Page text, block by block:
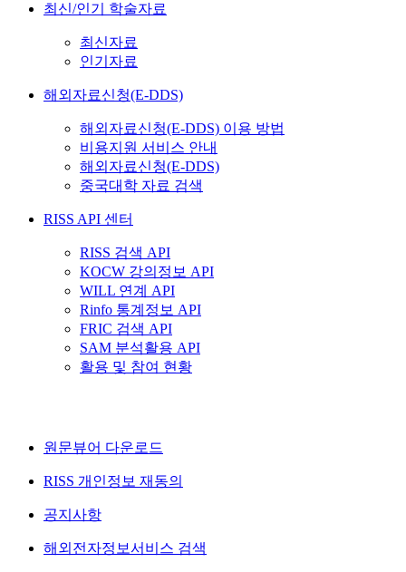
최신/인기 학술자료
최신자료
인기자료
해외자료신청(E-DDS)
해외자료신청(E-DDS) 이용 방법
비용지원 서비스 안내
해외자료신청(E-DDS)
중국대학 자료 검색
RISS API 센터
RISS 검색 API
KOCW 강의정보 API
WILL 연계 API
Rinfo 통계정보 API
FRIC 검색 API
SAM 분석활용 API
활용 및 참여 현황
원문뷰어 다운로드
RISS 개인정보 재동의
공지사항
해외전자정보서비스 검색